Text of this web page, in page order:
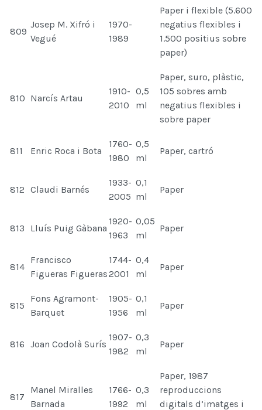
809
Josep M. Xifró i
Vegué
1970-
1989
Paper i flexible (5.600
negatius flexibles i
1.500 positius sobre
paper)
810 Narcís Artau
1910-
2010
0,5
ml
Paper, suro, plàstic,
105 sobres amb
negatius flexibles i
sobre paper
811 Enric Roca i Bota
1760-
1980
0,5
ml
Paper, cartró
812 Claudi Barnés
1933-
2005
0,1
ml
Paper
813 Lluís Puig Gàbana
1920-
1963
0,05
ml
Paper
814
Francisco
Figueras Figueras
1744-
2001
0,4
ml
Paper
815
Fons Agramont-
Barquet
1905-
1956
0,1
ml
Paper
816 Joan Codolà Surís
1907-
1982
0,3
ml
Paper
817
Manel Miralles
Barnada
1766-
1992
0,3
ml
Paper, 1987
reproduccions
digitals d’imatges i